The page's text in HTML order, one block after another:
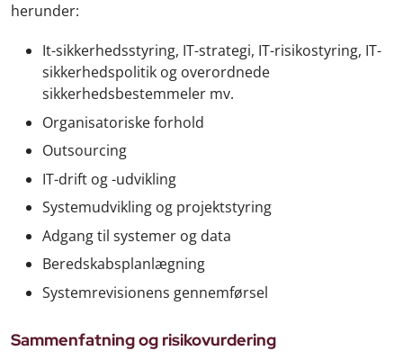
herunder:
It-sikkerhedsstyring, IT-strategi, IT-risikostyring, IT-
sikkerhedspolitik og overordnede
sikkerhedsbestemmeler mv.
Organisatoriske forhold
Outsourcing
IT-drift og -udvikling
Systemudvikling og projektstyring
Adgang til systemer og data
Beredskabsplanlægning
Systemrevisionens gennemførsel
Sammenfatning og risikovurdering